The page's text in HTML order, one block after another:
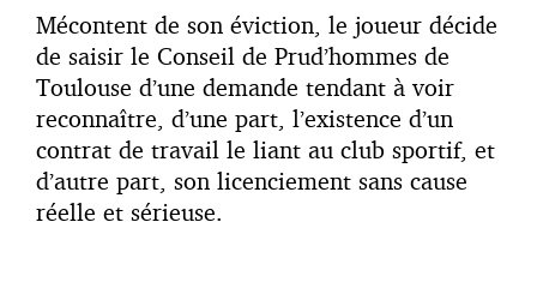
Mécontent de son éviction, le joueur décide
de saisir le Conseil de Prud’hommes de
Toulouse d’une demande tendant à voir
reconnaître, d’une part, l’existence d’un
contrat de travail le liant au club sportif, et
d’autre part, son licenciement sans cause
réelle et sérieuse.